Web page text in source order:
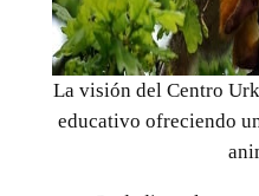
La visión del Centro
educativo ofreciendo